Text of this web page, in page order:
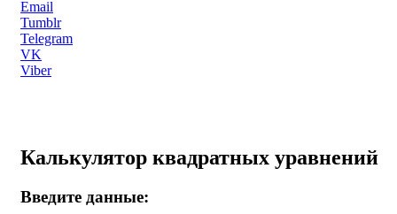
Email
Tumblr
Telegram
VK
Viber
Калькулятор квадратных уравнений
Введите данные: